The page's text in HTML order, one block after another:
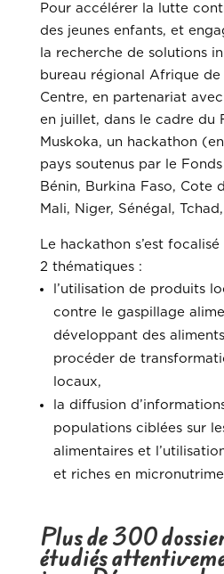
Pour accélérer la lutte
des jeunes enfants, et
la recherche de solutions
bureau régional Afrique de
Centre, en partenariat
en juillet, dans le cadre du
Muskoka, un hackathon
pays soutenus par le
Bénin, Burkina Faso, Cote
Mali, Niger, Sénégal,
Le hackathon s’est
2 thématiques :
l’utilisation de produits
contre le gaspillage
développant des
procéder de
locaux,
la diffusion
populations ciblées sur
alimentaires et
et riches en
Plus de 300
étudiés